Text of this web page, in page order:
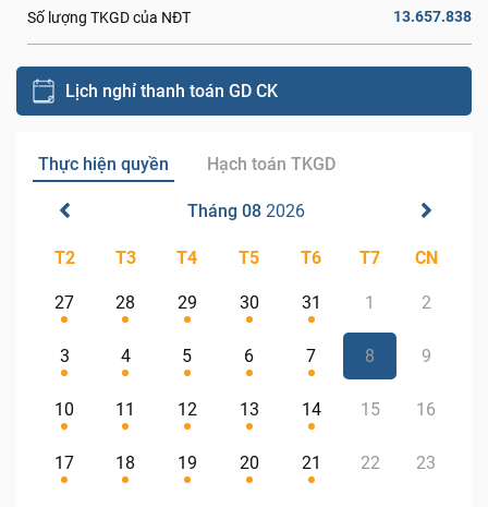
Số lượng TKGD của NĐT 13.657.838
Lịch nghỉ thanh toán GD CK
Thực hiện quyền Hạch toán TKGD
Tháng 08 2026
T2 T3 T4 T5 T6 T7 CN
27 28 29 30 31 1 2
3 4 5 6 7 8 9
10 11 12 13 14 15 16
17 18 19 20 21 22 23